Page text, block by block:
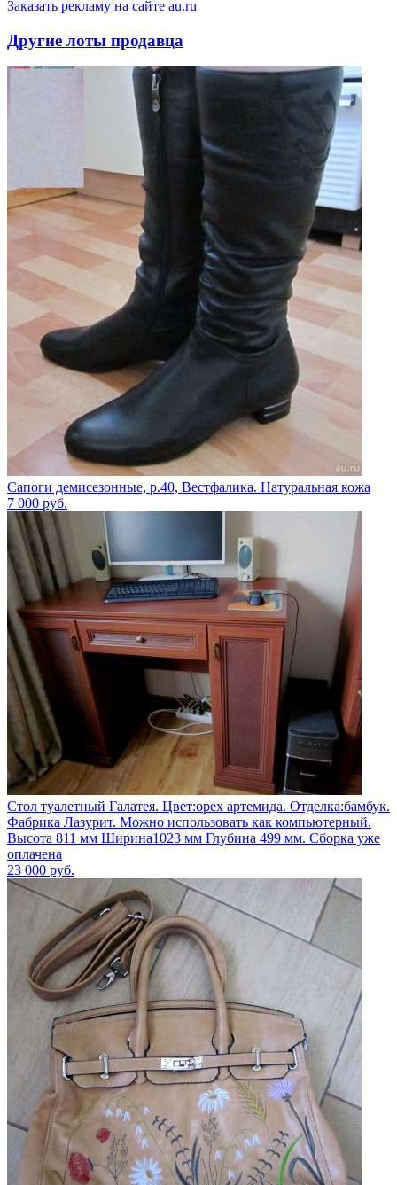
Заказать рекламу на сайте au.ru
Другие лоты продавца
Сапоги демисезонные, р.40, Вестфалика. Натуральная кожа
7 000 руб.
Стол туалетный Галатея. Цвет:орех артемида. Отделка:бамбук.
Фабрика Лазурит. Можно использовать как компьютерный.
Высота 811 мм Ширина1023 мм Глубина 499 мм. Сборка уже
оплачена
23 000 руб.